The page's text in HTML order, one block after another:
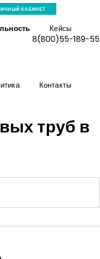
КАБИНЕТ
Кейсы
Контакты
8(800)55-189-55
труб в